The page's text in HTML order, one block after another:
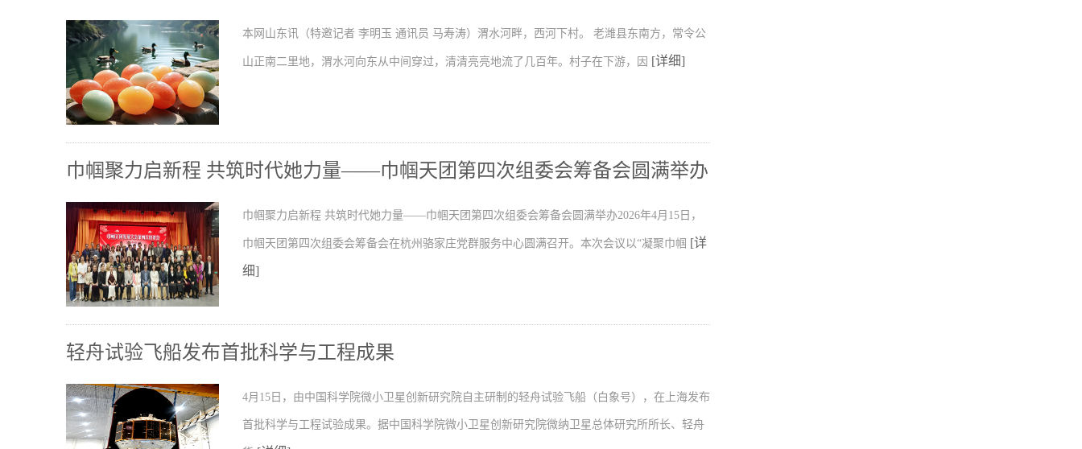
本网山东讯（特邀记者 李明玉 通讯员 马寿涛）渭水河畔，西河下村。 老潍县东南方，常令公
山正南二里地，渭水河向东从中间穿过，清清亮亮地流了几百年。村子在下游，因 [详细]
巾帼聚力启新程 共筑时代她力量——巾帼天团第四次组委会筹备会圆满举办
巾帼聚力启新程 共筑时代她力量——巾帼天团第四次组委会筹备会圆满举办2026年4月15日，
巾帼天团第四次组委会筹备会在杭州骆家庄党群服务中心圆满召开。本次会议以“凝聚巾帼 [详
细]
轻舟试验飞船发布首批科学与工程成果
4月15日，由中国科学院微小卫星创新研究院自主研制的轻舟试验飞船（白象号），在上海发布
首批科学与工程试验成果。据中国科学院微小卫星创新研究院微纳卫星总体研究所所长、轻舟